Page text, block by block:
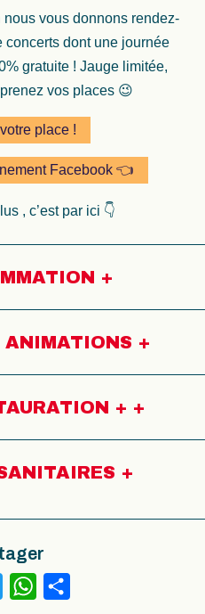
vous donnons rendez-
concerts dont une journée
gratuite ! Jauge limitée,
vos places 😉
place !
Facebook 👈
, c’est par ici 👇
+
+
+ +
+
Twitter WhatsApp